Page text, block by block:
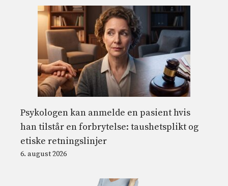
Psykologen kan anmelde en pasient hvis
han tilstår en forbrytelse: taushetsplikt og
etiske retningslinjer
6. august 2026